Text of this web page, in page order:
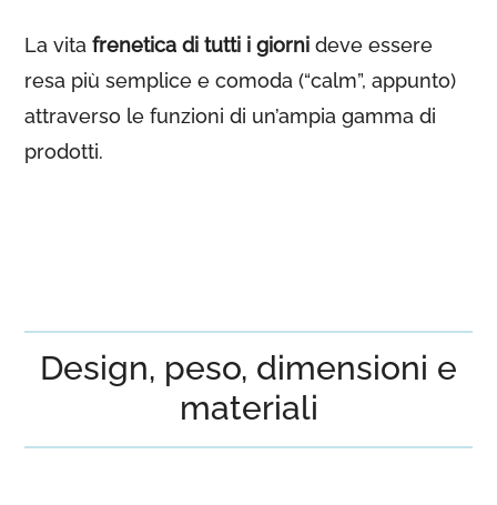
La vitafrenetica di tutti i giorni deve essere
resa più semplice e comoda (“calm”, appunto)
attraverso le funzioni di un’ampia gamma di
prodotti.
Design, peso, dimensioni e
materiali